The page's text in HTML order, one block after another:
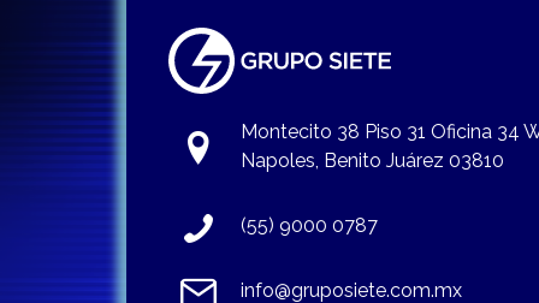
Montecito 38 Piso 31 Oficina 34
Napoles, Benito Juárez 03810
(55) 9000 0787
info@gruposiete.com.mx